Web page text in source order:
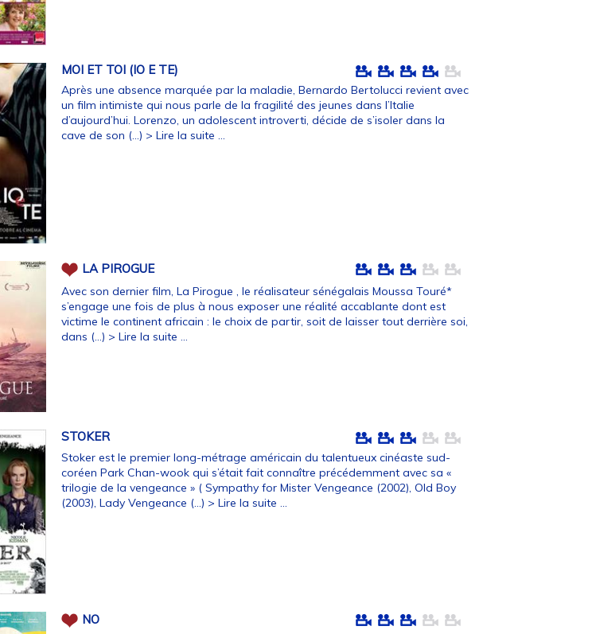
MOI ET TOI (IO E TE)
Après une absence marquée par la maladie, Bernardo Bertolucci revient avec
un film intimiste qui nous parle de la fragilité des jeunes dans l’Italie
d’aujourd’hui. Lorenzo, un adolescent introverti, décide de s’isoler dans la
cave de son (…) > Lire la suite ...
LA PIROGUE
Avec son dernier film, La Pirogue , le réalisateur sénégalais Moussa Touré*
s’engage une fois de plus à nous exposer une réalité accablante dont est
victime le continent africain : le choix de partir, soit de laisser tout derrière soi,
dans (…) > Lire la suite ...
STOKER
Stoker est le premier long-métrage américain du talentueux cinéaste sud-
coréen Park Chan-wook qui s’était fait connaître précédemment avec sa «
trilogie de la vengeance » ( Sympathy for Mister Vengeance (2002), Old Boy
(2003), Lady Vengeance (…) > Lire la suite ...
NO